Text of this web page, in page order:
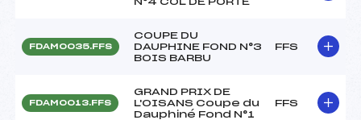
FDAM0035.FFS
COUPE DU
DAUPHINE FOND N°3
BOIS BARBU
FFS
FDAM0013.FFS
GRAND PRIX DE
L'OISANS Coupe du
Dauphiné Fond N°1
FFS